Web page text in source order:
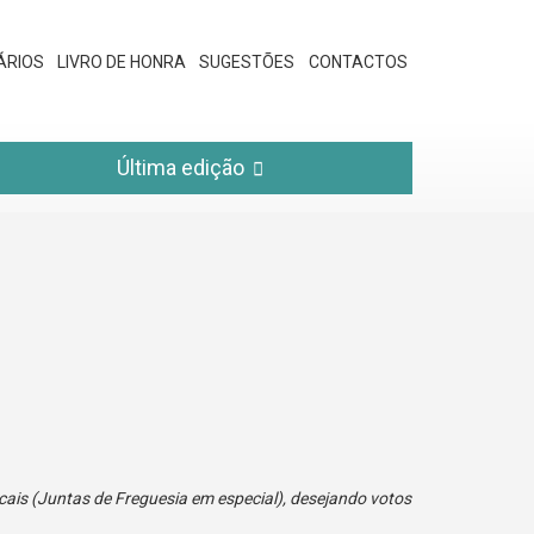
LIVRO DE HONRA SUGESTÕES CONTACTOS
Última edição
(Juntas de Freguesia em especial), desejando votos